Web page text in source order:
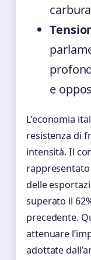
e
L’economia
resistenza di
intensità. Il
rappresentato
delle
superato il
precedente.
attenuare
adottate